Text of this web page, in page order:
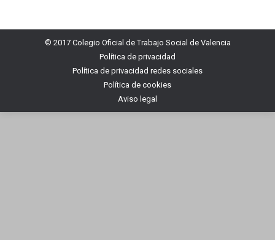
© 2017 Colegio Oficial de Trabajo Social de Valencia
Política de privacidad
Política de privacidad redes sociales
Política de cookies
Aviso legal